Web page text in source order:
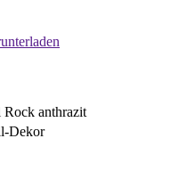
Rock anthrazit
Dekor